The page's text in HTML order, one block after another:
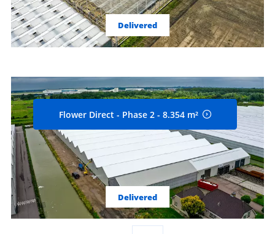
Delivered
Flower Direct - Phase 2 - 8.354 m²
Delivered